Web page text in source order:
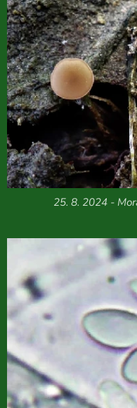
25. 8. 2024 -